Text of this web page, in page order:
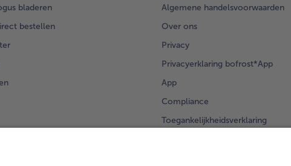
bladeren
bestellen
Algemene handelsvoorwaarden
Over ons
Privacy
Privacyerklaring bofrost*App
App
Compliance
Toegankelijkheidsverklaring